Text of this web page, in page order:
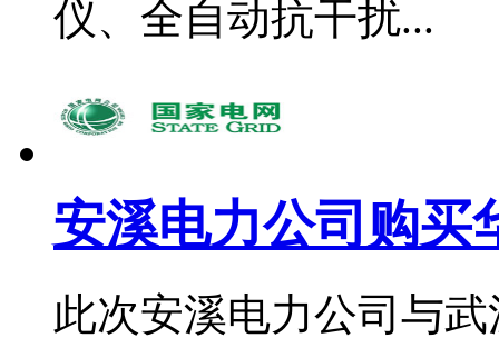
仪、全自动抗干扰...
安溪电力公司购买
此次安溪电力公司与